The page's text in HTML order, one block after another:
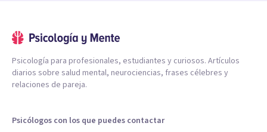
Psicología para profesionales, estudiantes y curiosos. Artículos
diarios sobre salud mental, neurociencias, frases célebres y
relaciones de pareja.
Psicólogos con los que puedes contactar